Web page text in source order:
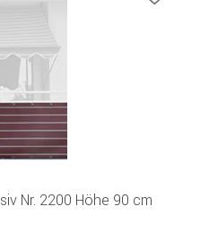
Nr. 2200 Höhe 90 cm